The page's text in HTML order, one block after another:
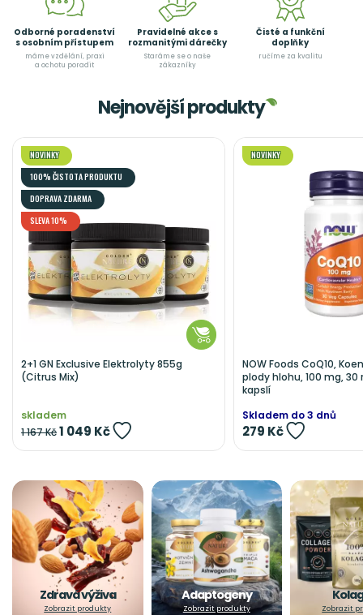
Odborné poradenství
s osobním přístupem
máme vzdělání, praxi
a ochotu poradit
Pravidelné akce s
rozmanitými dárečky
Staráme se o naše
zákazníky
Čisté a funkční
doplňky
ručíme za kvalitu
Nejnovější produkty
NOVINKY
100% ČISTOTA PRODUKTU
DOPRAVA ZDARMA
SLEVA 10%
2+1 GN Exclusive Elektrolyty 855g
(Citrus Mix)
skladem
1 167 Kč1 049 Kč
NOVINKY
NOW Foods CoQ10,
plody hlohu, 100 mg,
kapslí
Skladem do 3 dnů
279 Kč
Zdravá výživa
Zobrazit produkty
Adaptogeny
Zobrazit produkty Zobrazit